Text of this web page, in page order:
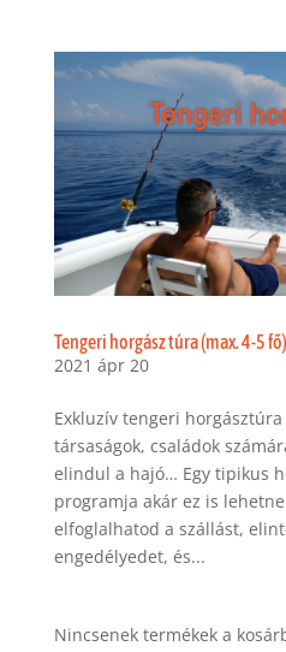
Tengeri horgász túra (max. 4-5 fő)
2021 ápr 20
Exkluzív tengeri
társaságok, családok
elindul a hajó… Egy tipikus
programja akár ez is
elfoglalhatod a szállást,
engedélyedet, és...
Nincsenek termékek a